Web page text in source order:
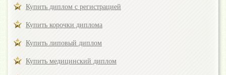
Купить диплом с регистрацией
Купить корочки диплома
Купить липовый диплом
Купить медицинский диплом